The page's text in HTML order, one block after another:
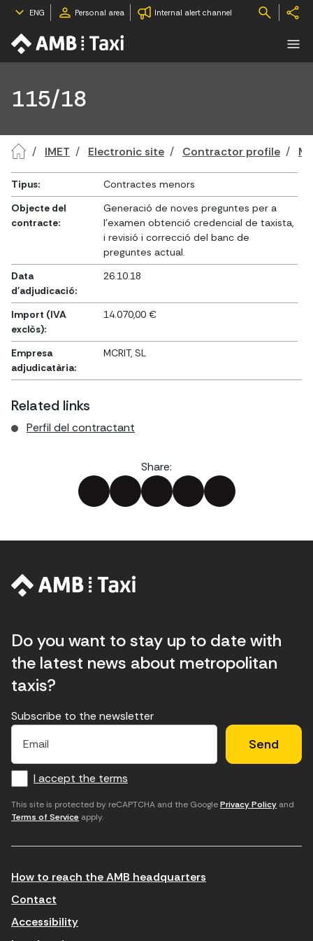
ENG Personal area Internal alert channel
115/18
IMET Electronic site Contractor profile
Tipus:
Contractes menors
Objecte del
contracte:
Generació de noves preguntes per a
l'examen obtenció credencial de taxista,
i revisió i correcció del banc de
preguntes actual.
Data
d'adjudicació:
26.10.18
Import (IVA
exclòs):
14.070,00 €
Empresa
adjudicatària:
MCRIT, SL
Related links
Perfil del contractant
Share:
Do you want to stay up to date with
the latest news about metropolitan
taxis?
E
f
o
r
m
i
t
r
E
c
a
m
p
r
e
u
H
u
d
'
a
e
t
a
×
Subscribe to the newsletter
E
a
i
l
I accept the terms
This site is protected by reCAPTCHA and the GooglePrivacy Policy and
Terms of Service apply.
How to reach the AMB headquarters
Contact
Accessibility